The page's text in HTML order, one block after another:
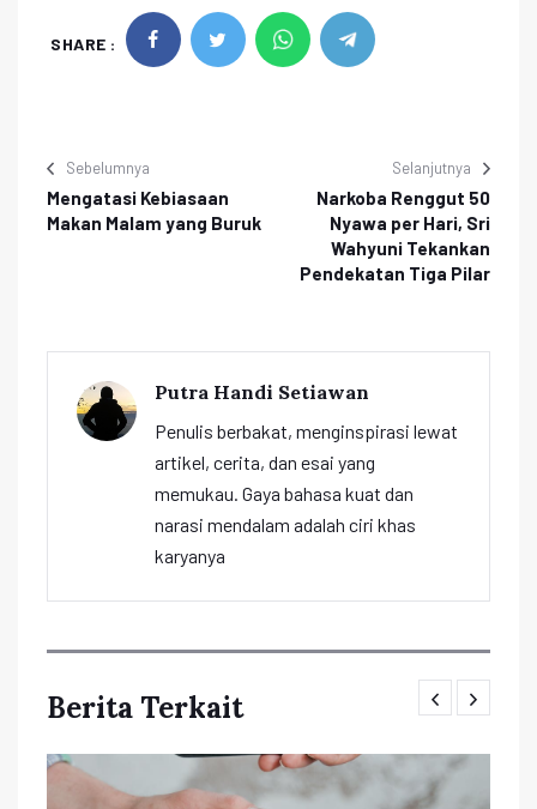
SHARE :
Sebelumnya
Mengatasi Kebiasaan
Makan Malam yang Buruk
Selanjutnya
Narkoba Renggut 50
Nyawa per Hari, Sri
Wahyuni Tekankan
Pendekatan Tiga Pilar
Putra Handi Setiawan
Penulis berbakat, menginspirasi lewat
artikel, cerita, dan esai yang
memukau. Gaya bahasa kuat dan
narasi mendalam adalah ciri khas
karyanya
Berita Terkait